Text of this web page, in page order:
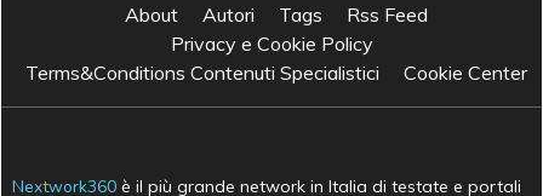
About Autori Tags
Rss Feed
Privacy e Cookie Policy
Terms&Conditions Contenuti Specialistici
Cookie Center
Nextwork360 è il più grande network in Italia di testate e portali